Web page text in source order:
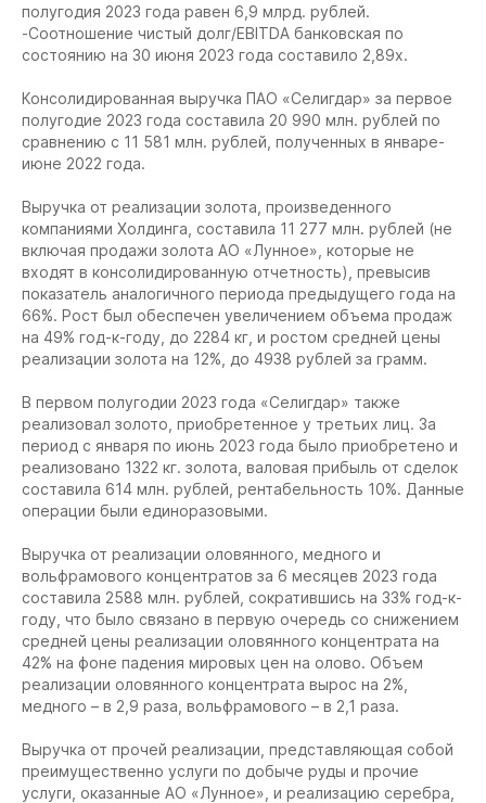
полугодия 2023 года равен 6,9 млрд. рублей.
-Соотношение чистый долг/EBITDA банковская по
состоянию на 30 июня 2023 года составило 2,89х.
Консолидированная выручка ПАО «Селигдар» за первое
полугодие 2023 года составила 20 990 млн. рублей по
сравнению с 11 581 млн. рублей, полученных в январе-
июне 2022 года.
Выручка от реализации золота, произведенного
компаниями Холдинга, составила 11 277 млн. рублей (не
включая продажи золота АО «Лунное», которые не
входят в консолидированную отчетность), превысив
показатель аналогичного периода предыдущего года на
66%. Рост был обеспечен увеличением объема продаж
на 49% год-к-году, до 2284 кг, и ростом средней цены
реализации золота на 12%, до 4938 рублей за грамм.
В первом полугодии 2023 года «Селигдар» также
реализовал золото, приобретенное у третьих лиц. За
период с января по июнь 2023 года было приобретено и
реализовано 1322 кг. золота, валовая прибыль от сделок
составила 614 млн. рублей, рентабельность 10%. Данные
операции были единоразовыми.
Выручка от реализации оловянного, медного и
вольфрамового концентратов за 6 месяцев 2023 года
составила 2588 млн. рублей, сократившись на 33% год-к-
году, что было связано в первую очередь со снижением
средней цены реализации оловянного концентрата на
42% на фоне падения мировых цен на олово. Объем
реализации оловянного концентрата вырос на 2%,
медного – в 2,9 раза, вольфрамового – в 2,1 раза.
Выручка от прочей реализации, представляющая собой
преимущественно услуги по добыче руды и прочие
услуги, оказанные АО «Лунное», и реализацию серебра,